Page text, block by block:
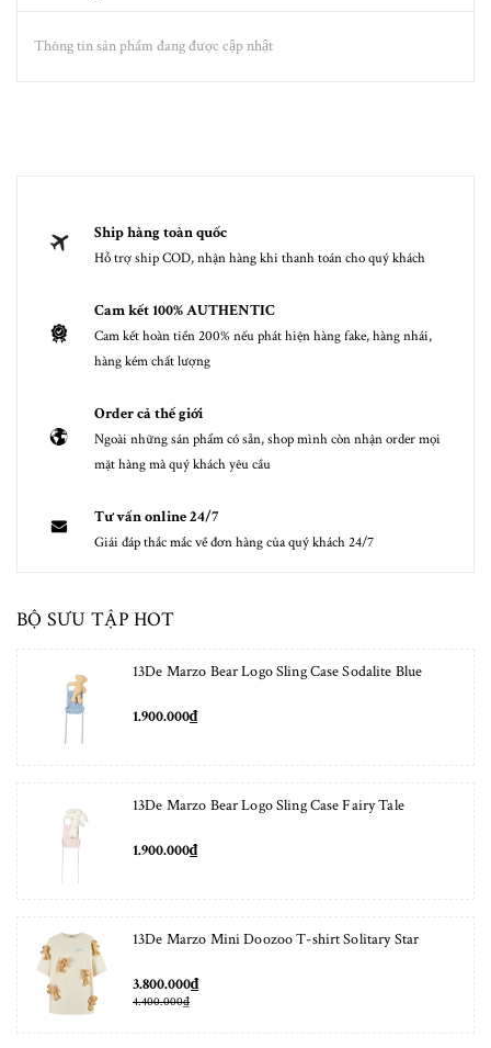
Thông tin sản phẩm đang được cập nhật
Ship hàng toàn quốc
Hỗ trợ ship COD, nhận hàng khi thanh toán cho quý khách
Cam kết 100% AUTHENTIC
Cam kết hoàn tiền 200% nếu phát hiện hàng fake, hàng nhái,
hàng kém chất lượng
Order cả thế giới
Ngoài những sản phẩm có sẵn, shop mình còn nhận order mọi
mặt hàng mà quý khách yêu cầu
Tư vấn online 24/7
Giải đáp thắc mắc về đơn hàng của quý khách 24/7
BỘ SƯU TẬP HOT
13De Marzo Bear Logo Sling Case Sodalite Blue
1.900.000₫
13De Marzo Bear Logo Sling Case Fairy Tale
1.900.000₫
13De Marzo Mini Doozoo T-shirt Solitary Star
3.800.000₫
4.400.000₫